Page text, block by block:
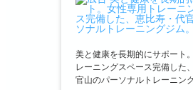
美と健康を長期的にサポート
レーニングスペース完備した
官山のパーソナルトレーニング